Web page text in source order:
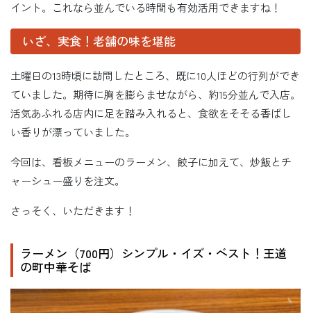
イント。これなら並んでいる時間も有効活用できますね！
いざ、実食！老舗の味を堪能
土曜日の13時頃に訪問したところ、既に10人ほどの行列ができ
ていました。期待に胸を膨らませながら、約15分並んで入店。
活気あふれる店内に足を踏み入れると、食欲をそそる香ばし
い香りが漂っていました。
今回は、看板メニューのラーメン、餃子に加えて、炒飯とチ
ャーシュー盛りを注文。
さっそく、いただきます！
ラーメン（700円）シンプル・イズ・ベスト！王道
の町中華そば